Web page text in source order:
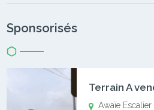
Sponsorisés
Awaïe Escalier